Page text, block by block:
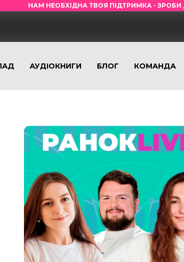
НАМ НЕОБХІДНА ТВОЯ ПІДТРИМКА -
АУДІОКНИГИ БЛОГ КОМАНДА